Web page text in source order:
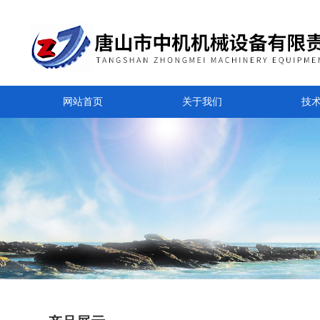
网站首页 关于我们 技